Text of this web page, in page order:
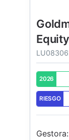
2026
RIESGO
Gestora: